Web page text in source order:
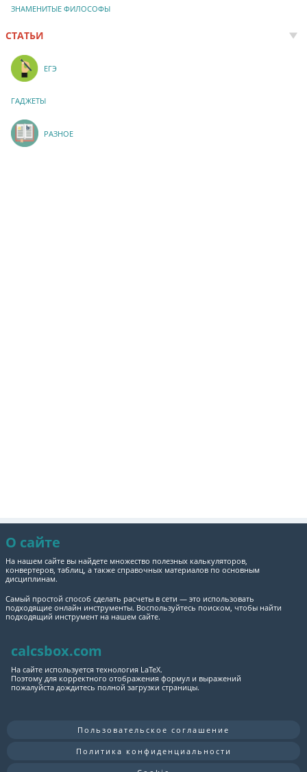
ЗНАМЕНИТЫЕ ФИЛОСОФЫ
СТАТЬИ
ЕГЭ
ГАДЖЕТЫ
РАЗНОЕ
О сайте
На нашем сайте вы найдете множество полезных калькуляторов,
конвертеров, таблиц, а также справочных материалов по основным
дисциплинам.
Самый простой способ сделать расчеты в сети — это использовать
подходящие онлайн инструменты. Воспользуйтесь поиском, чтобы найти
подходящий инструмент на нашем сайте.
calcsbox.com
На сайте используется технология LaTeX.
Поэтому для корректного отображения формул и выражений
пожалуйста дождитесь полной загрузки страницы.
Пользовательское соглашение
Политика конфиденциальности